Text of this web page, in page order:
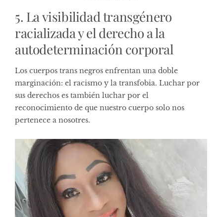
5. La visibilidad transgénero
racializada y el derecho a la
autodeterminación corporal
Los cuerpos trans negros enfrentan una doble
marginación: el racismo y la transfobia. Luchar por
sus derechos es también luchar por el
reconocimiento de que nuestro cuerpo solo nos
pertenece a nosotres.